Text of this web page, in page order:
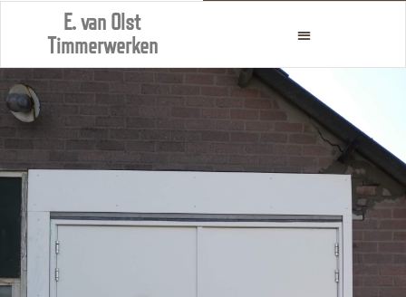
E. van Olst
Timmerwerken